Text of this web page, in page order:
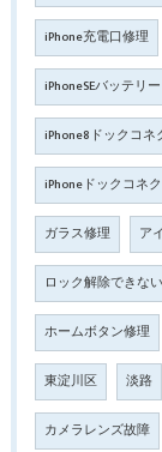
iPhone充電口修理
iPhoneSEバッテリー
iPhone8ドックコネ
iPhoneドックコネ
ガラス修理 ア
ロック解除できない
ホームボタン修理
東淀川区 淡路
カメラレンズ故障